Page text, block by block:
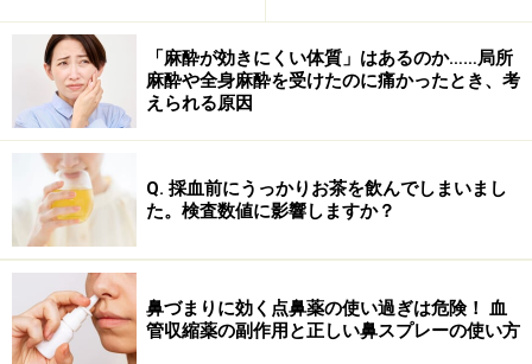
「麻酔が効きにくい体質」はあるのか……局所
麻酔や全身麻酔を受けたのに痛かったとき、考
えられる原因
Q. 採血前にうっかりお茶を飲んでしまいまし
た。検査数値に影響しますか？
鼻づまりに効く点鼻薬の使い過ぎは危険！ 血
管収縮薬の副作用と正しい鼻スプレーの使い方